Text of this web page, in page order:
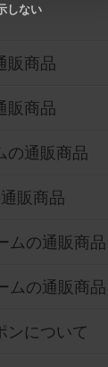
しない
販商品
販商品
の通販商品
販商品
ムの通販商品
ムの通販商品
ンについて